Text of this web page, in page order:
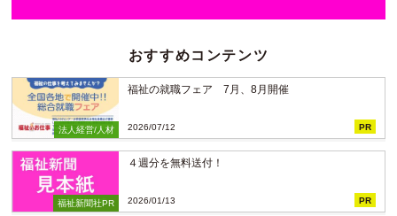
おすすめコンテンツ
法人経営/人材
福祉の就職フェア 7月、8月開催
2026/07/12 PR
福祉新聞社PR
４週分を無料送付！
2026/01/13 PR